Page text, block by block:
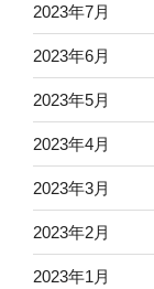
2023年7月
2023年6月
2023年5月
2023年4月
2023年3月
2023年2月
2023年1月